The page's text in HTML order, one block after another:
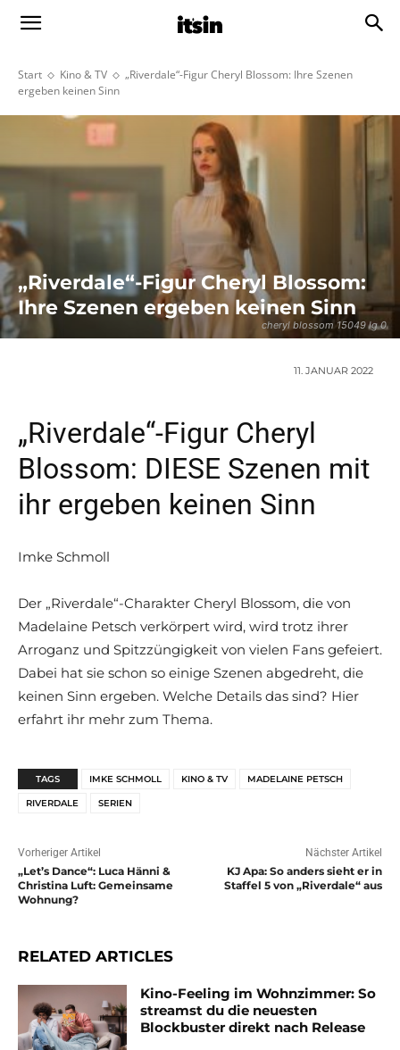
Start Kino & TV
„Riverdale“-Figur Cheryl Blossom: Ihre Szenen
ergeben keinen Sinn
cheryl blossom 15049 lg 0
„Riverdale“-Figur Cheryl Blossom:
Ihre Szenen ergeben keinen Sinn
11. JANUAR 2022
„Riverdale“-Figur Cheryl
Blossom: DIESE Szenen mit
ihr ergeben keinen Sinn
Imke Schmoll
Der „Riverdale“-Charakter Cheryl Blossom, die von
Madelaine Petsch verkörpert wird, wird trotz ihrer
Arroganz und Spitzzüngigkeit von vielen Fans gefeiert.
Dabei hat sie schon so einige Szenen abgedreht, die
keinen Sinn ergeben. Welche Details das sind? Hier
erfahrt ihr mehr zum Thema.
TAGS IMKE SCHMOLL KINO & TV MADELAINE PETSCH
RIVERDALE SERIEN
Vorheriger Artikel
„Let’s Dance“: Luca Hänni &
Christina Luft: Gemeinsame
Wohnung?
Nächster Artikel
KJ Apa: So anders sieht er in
Staffel 5 von „Riverdale“ aus
RELATED ARTICLES
Kino-Feeling im Wohnzimmer: So
streamst du die neuesten
Blockbuster direkt nach Release